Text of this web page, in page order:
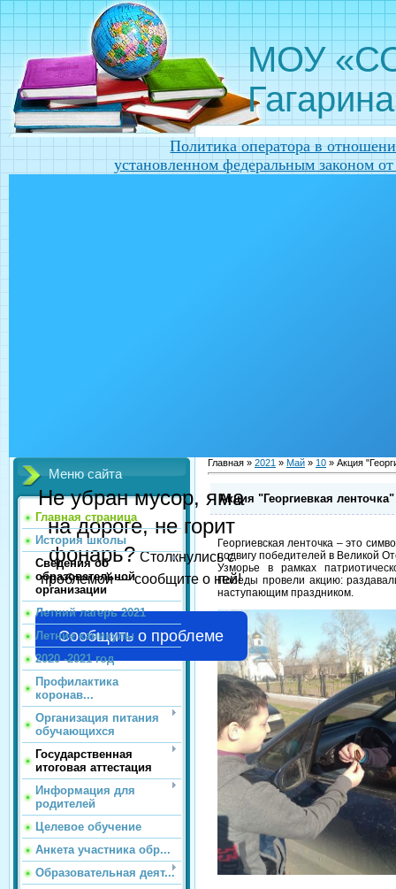
МОУ
Политика оператора в
установленном федеральным законом
Не убран мусор, яма
на дороге, не горит
фонарь? Столкнулись с
проблемой — сообщите о ней!
Сообщить о проблеме
Меню сайта
Главная страница
История школы
Сведения об
образовательной
организации
Летний лагерь 2021
Летние каникулы
2020 -2021 год
Профилактика
коронав...
Организация питания
обучающихся
Государственная
итоговая аттестация
Информация для
родителей
Целевое обучение
Анкета участника обр...
Образовательная деят...
Главная » 2021 » Май » 10 » Акция
Акция "Георгиевкая ленточка"
Георгиевская ленточка – это
подвигу победителей в Великой
Узморье в рамках
Победы провели акцию:
наступающим праздником.